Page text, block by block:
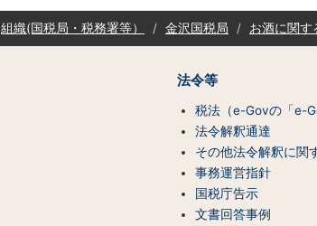
組織(国税局・税務署等） 金沢国税局 お酒に関す
法令等
税法（e-Govの「e-
法令解釈通達
その他法令解釈に関
事務運営指針
国税庁告示
文書回答事例